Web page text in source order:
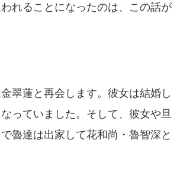
れることになったのは、この話が
翠蓮と再会します。彼女は結婚し
っていました。そして、彼女や旦
魯達は出家して花和尚・魯智深と